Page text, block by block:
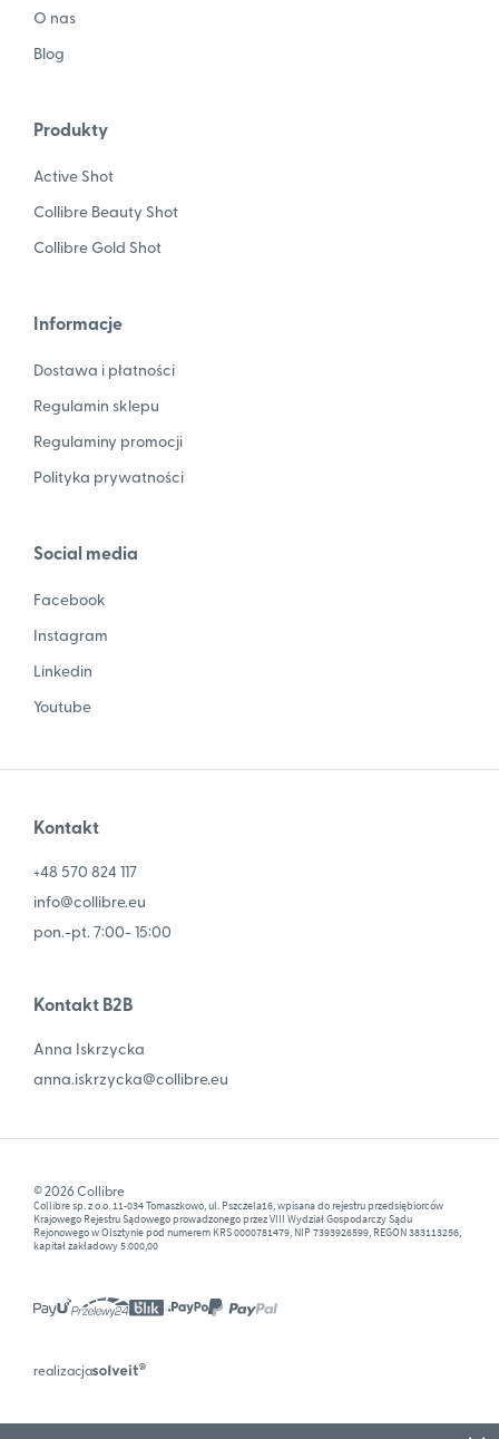
O nas
Blog
Produkty
Active Shot
Collibre Beauty Shot
Collibre Gold Shot
Informacje
Dostawa i płatności
Regulamin sklepu
Regulaminy promocji
Polityka prywatności
Social media
Facebook
Instagram
Linkedin
Youtube
Kontakt
+48 570 824 117
info@collibre.eu
pon.-pt. 7:00- 15:00
Kontakt B2B
Anna Iskrzycka
anna.iskrzycka@collibre.eu
© 2026 Collibre
Collibre sp. z o.o. 11-034 Tomaszkowo, ul. Pszczela16, wpisana do rejestru przedsiębiorców
Krajowego Rejestru Sądowego prowadzonego przez VIII Wydział Gospodarczy Sądu
Rejonowego w Olsztynie pod numerem KRS 0000781479, NIP 7393926599, REGON 383113256,
kapitał zakładowy 5.000,00
realizacja